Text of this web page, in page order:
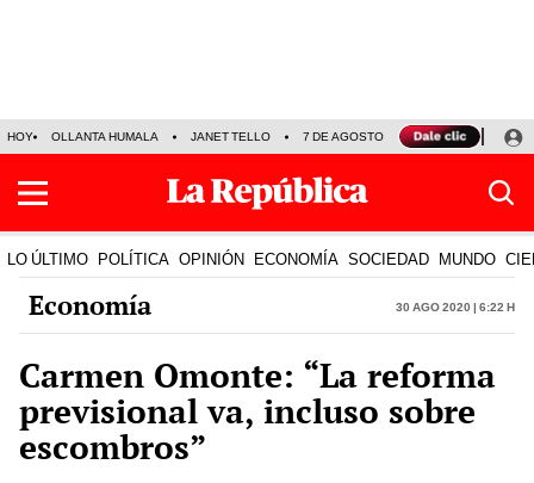
HOY OLLANTA HUMALA JANET TELLO 7 DE AGOSTO TINKA RESULTADOS
LO ÚLTIMO POLÍTICA OPINIÓN ECONOMÍA SOCIEDAD MUNDO
Economía 30 Ago 2020 | 6:22 h
Carmen Omonte: “La reforma
previsional va, incluso sobre
escombros”